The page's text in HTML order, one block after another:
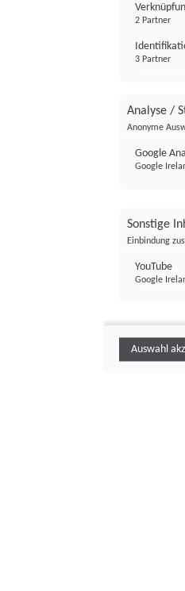
2 Partner
3 Partner
Analyse /
Anonyme
Google
Google
Sonstige
Einbindung
YouTube
Google
Auswahl